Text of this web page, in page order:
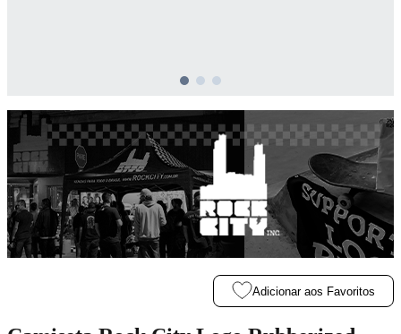
Adicionar aos Favoritos